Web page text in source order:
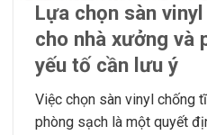
Lựa chọn sàn
cho nhà xưởng và
yếu tố cần lưu ý
Việc chọn sàn vinyl chống
phòng sạch là một quyết